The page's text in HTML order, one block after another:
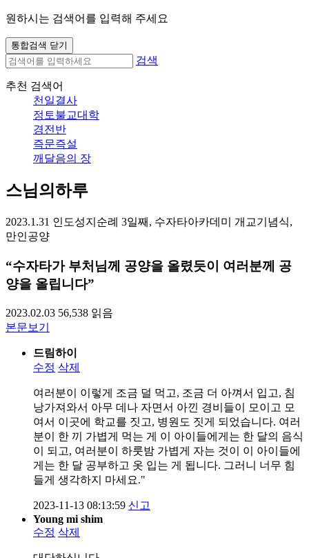
원하시는 검색어를 입력해 주세요
통합검색 닫기
검색
추천 검색어
천일결사
정토불교대학
경전반
즉문즉설
깨달음의 장
스님의하루
2023.1.31 인도성지순례 3일째, 수자타아카데미 개교기념식,
만인공양
“수자타가 부처님께 공양을 올렸듯이 여러분께 공
양을 올립니다”
2023.02.03 56,538 읽음
본문보기
드림하이
수정 삭제
여러분이 이렇게 조금 덜 먹고, 조금 더 아껴서 입고, 침
낭가져와서 아무 데나 자면서 아낀 경비들이 모이고 모
여서 이곳에 학교를 짓고, 병원도 짓게 되었습니다. 여러
분이 한 끼 가볍게 먹는 게 이 아이들에게는 한 달의 음식
이 되고, 여러분이 하룻밤 가볍게 자는 것이 이 아이들에
게는 한 달 공부하고 옷 입는 게 됩니다. 그러니 너무 힘
들게 생각하지 마세요."
2023-11-13 08:13:59 신고
Young mi shim
수정 삭제